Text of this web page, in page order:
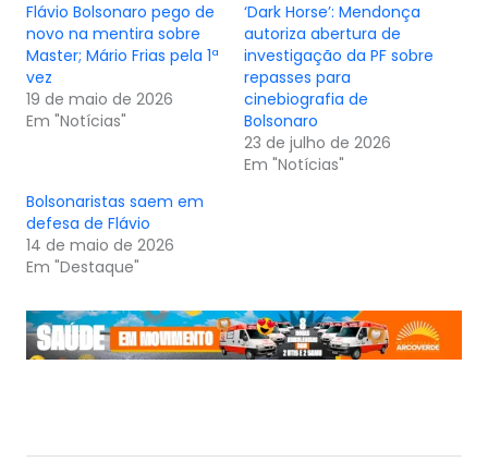
Flávio Bolsonaro pego de
novo na mentira sobre
Master; Mário Frias pela 1ª
vez
19 de maio de 2026
Em "Notícias"
‘Dark Horse’: Mendonça
autoriza abertura de
investigação da PF sobre
repasses para
cinebiografia de
Bolsonaro
23 de julho de 2026
Em "Notícias"
Bolsonaristas saem em
defesa de Flávio
14 de maio de 2026
Em "Destaque"